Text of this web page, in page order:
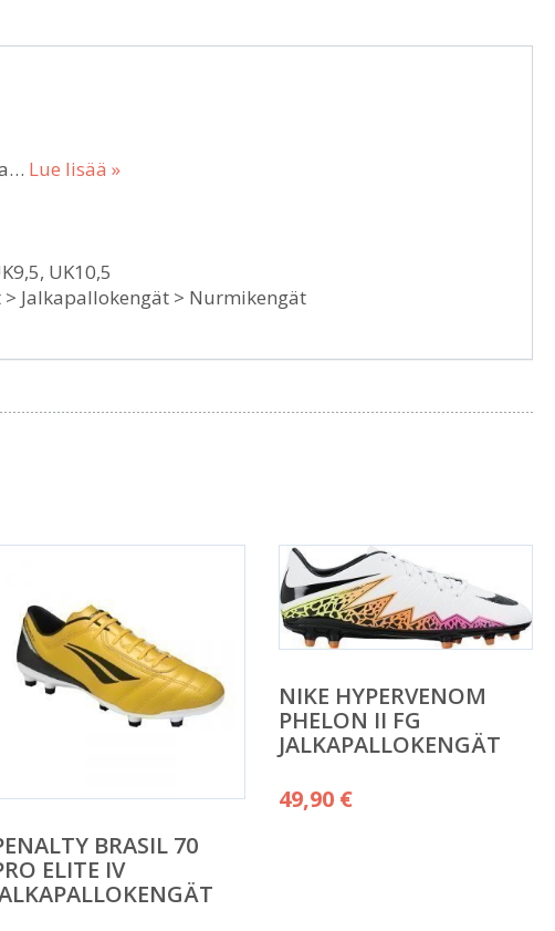
Lue lisää »
UK10,5
Jalkapallokengät > Nurmikengät
BRASIL 70
ELITE IV
NIKE HYPERVENOM
PHELON II FG
JALKAPALLOKENGÄT
49,90 €